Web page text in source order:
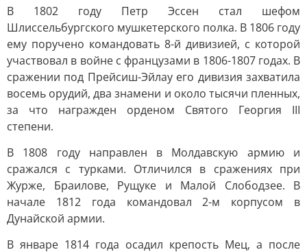
В 1802 году Петр Эссен стал шефом
Шлиссельбургского мушкетерского полка. В 1806 году
ему поручено командовать 8-й дивизией, с которой
участвовал в войне с французами в 1806-1807 годах. В
сражении под Прейсиш-Эйлау его дивизия захватила
восемь орудий, два знамени и около тысячи пленных,
за что награжден орденом Святого Георгия III
степени.
В 1808 году направлен в Молдавскую армию и
сражался с турками. Отличился в сражениях при
Журже, Браилове, Рущуке и Малой Слободзее. В
начале 1812 года командовал 2-м корпусом в
Дунайской армии.
В январе 1814 года осадил крепость Мец, а после